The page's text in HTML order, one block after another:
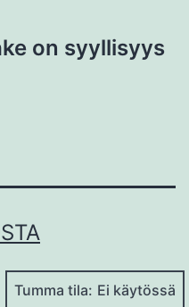
on syyllisyys
Tumma tila: